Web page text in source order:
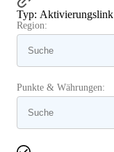
Typ: Aktivierungslink
Region:
Punkte & Währungen: